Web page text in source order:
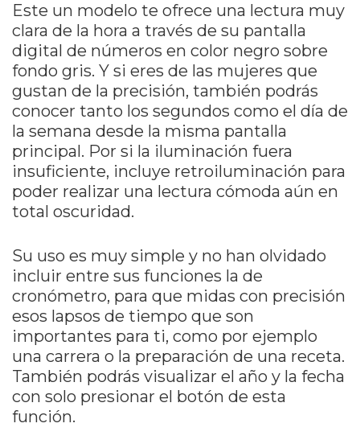
Este un modelo te ofrece una lectura muy
clara de la hora a través de su pantalla
digital de números en color negro sobre
fondo gris. Y si eres de las mujeres que
gustan de la precisión, también podrás
conocer tanto los segundos como el día de
la semana desde la misma pantalla
principal. Por si la iluminación fuera
insuficiente, incluye retroiluminación para
poder realizar una lectura cómoda aún en
total oscuridad.
Su uso es muy simple y no han olvidado
incluir entre sus funciones la de
cronómetro, para que midas con precisión
esos lapsos de tiempo que son
importantes para ti, como por ejemplo
una carrera o la preparación de una receta.
También podrás visualizar el año y la fecha
con solo presionar el botón de esta
función.